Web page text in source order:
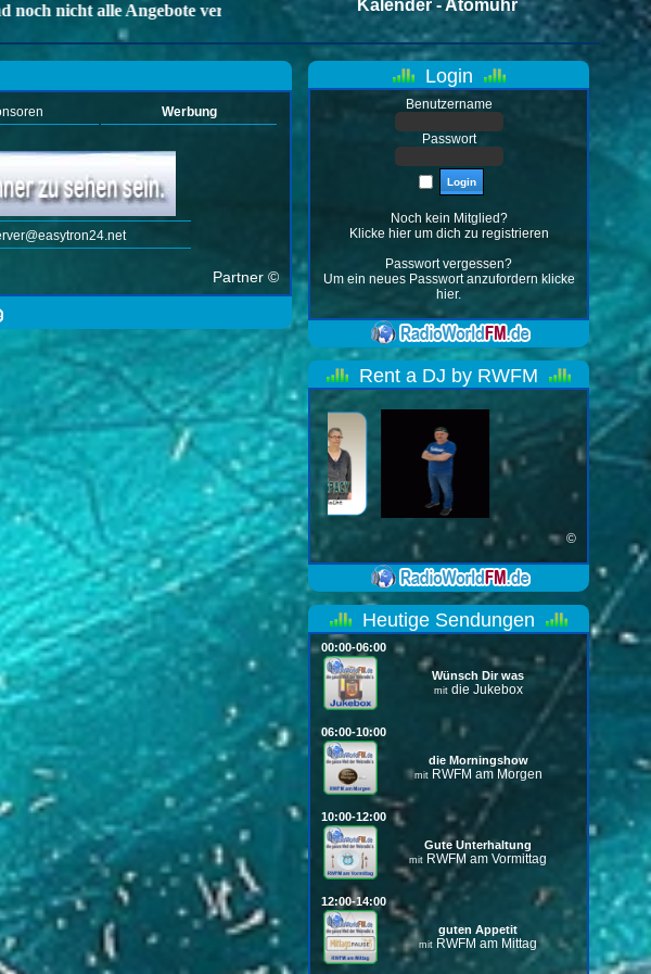
Werbung
Partner ©
Login
Benutzername
Passwort
Noch kein Mitglied?
Klicke hierum dich zu registrieren
Passwort vergessen?
Um ein neues Passwort anzufordernklicke
hier.
Rent a DJ by RWFM
©
Heutige Sendungen
00:00-06:00
Wünsch Dir was
mit die Jukebox
06:00-10:00
die Morningshow
mit RWFM am Morgen
10:00-12:00
Gute Unterhaltung
mit RWFM am Vormittag
12:00-14:00
guten Appetit
mit RWFM am Mittag